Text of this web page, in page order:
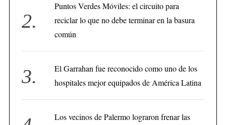
Puntos Verdes Móviles: el circuito para
reciclar lo que no debe terminar en la basura
común
El Garrahan fue reconocido como uno de los
hospitales mejor equipados de América Latina
Los vecinos de Palermo lograron frenar las